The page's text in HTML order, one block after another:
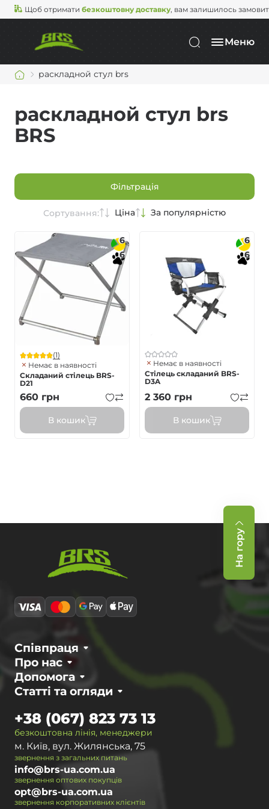
Щоб отримати безкоштовну доставку, вам залишилось
Меню
раскладной стул brs
раскладной стул brs
BRS
Фільтрація
Сортування: Ціна За популярністю
6
6
(1)
Немає в наявності
Складаний стілець BRS-
D21
660 грн
В кошик
6
6
Немає в наявності
Стілець складаний BRS-
D3A
2 360 грн
В кошик
На гору
Про нас
Співпраця
Статті та огляди
Допомога
безкоштовна лінія, менеджери
+38 (067) 823 73 13
м. Київ, вул. Жилянська, 75
звернення з загальних питань
info@brs-ua.com.ua
звернення оптових покупців
opt@brs-ua.com.ua
звернення корпоративних клієнтів